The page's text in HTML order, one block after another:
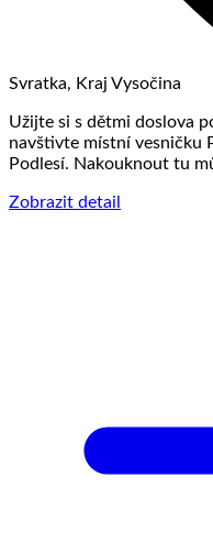
Svratka, Kraj Vysočina
Užijte si s dětmi doslova
navštivte místní vesničku
Podlesí. Nakouknout tu
Zobrazit detail